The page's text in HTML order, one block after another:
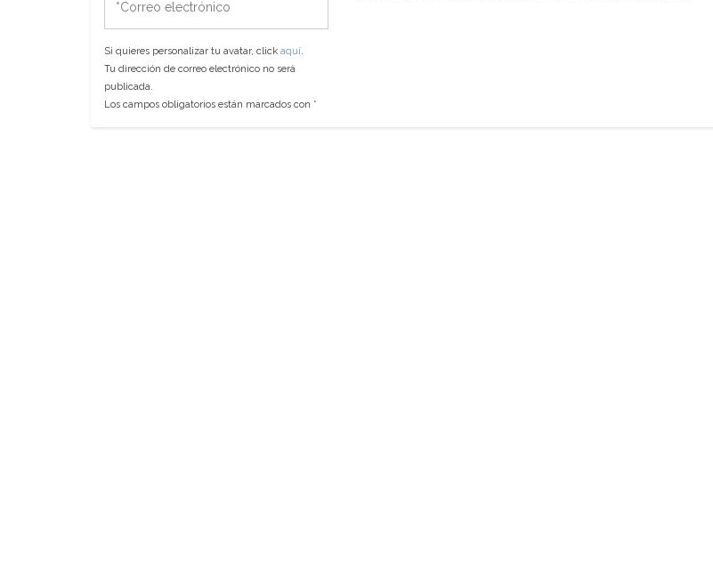
electrónico
Si quieres personalizar tu avatar, click aquí.
Tu dirección de correo electrónico no será
publicada.
Los campos obligatorios están marcados con *